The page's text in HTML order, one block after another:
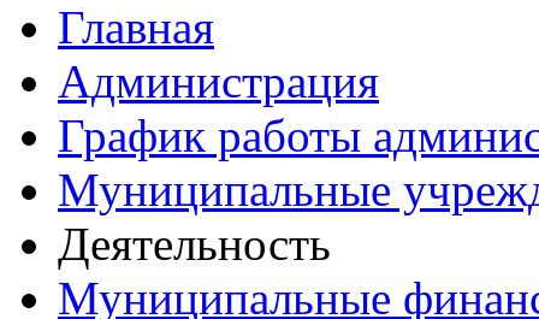
Главная
Администрация
График работы
Муниципальные
Деятельность
Муниципальные